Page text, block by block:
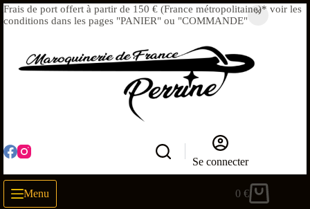
Frais de port offert à partir de 150 € (France métropolitaine)* voir les
conditions dans les pages "PANIER" ou "COMMANDE"
Se connecter
Menu 0€